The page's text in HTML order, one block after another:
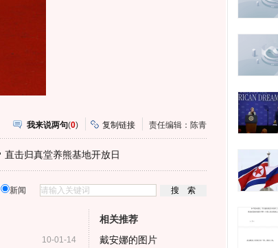
我来说两句(0) 复制链接 责任编辑：陈青
直击归真堂养熊基地开放日
新闻
10-01-14
相关推荐
戴安娜的图片